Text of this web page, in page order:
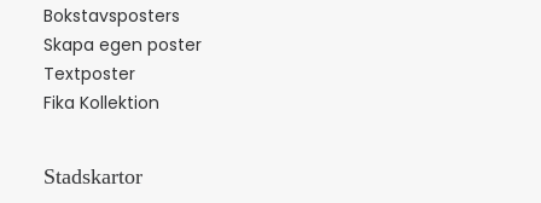
Bokstavsposters
Skapa egen poster
Textposter
Fika Kollektion
Stadskartor